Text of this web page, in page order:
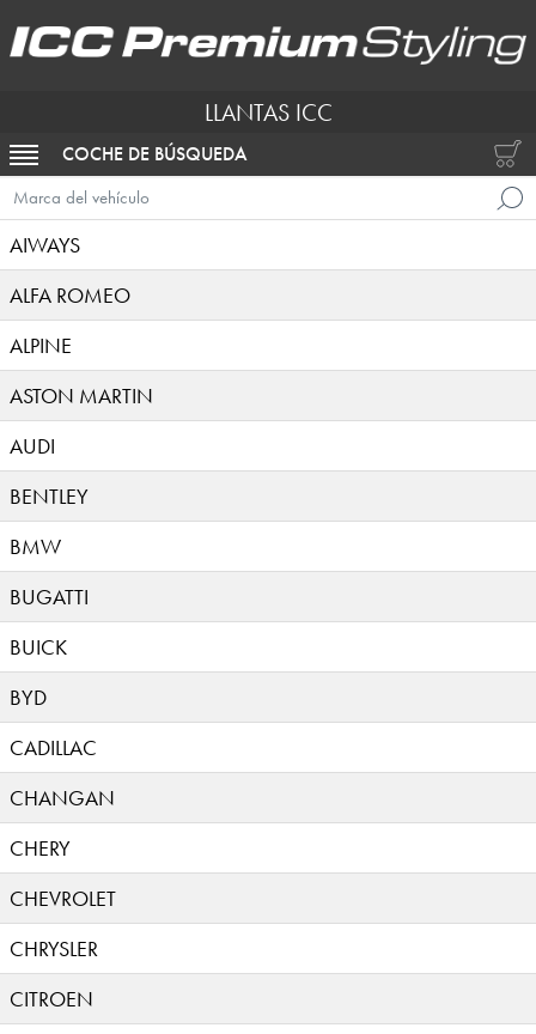
LLANTAS ICC
ACTIVAR NAVEGACIÓN
COCHE DE BÚSQUEDA
Marca del vehículo
AIWAYS
ALFA ROMEO
ALPINE
ASTON MARTIN
AUDI
BENTLEY
BMW
BUGATTI
BUICK
BYD
CADILLAC
CHANGAN
CHERY
CHEVROLET
CHRYSLER
CITROEN